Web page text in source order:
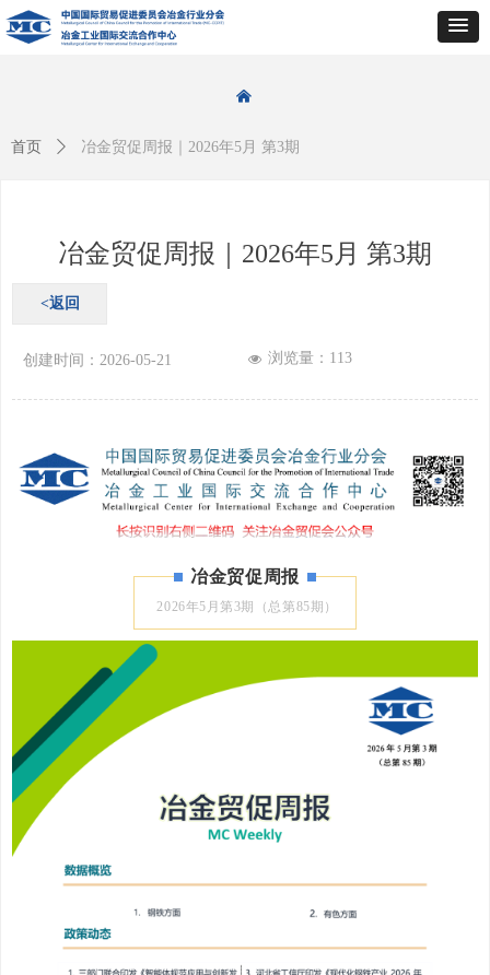
冶金贸促周报｜2026年5月 第3期
冶金贸促周报
2026年5月第3期（总第85期）
创建时间： 2026-05-21 넶 浏览量： 113
<返回
首页 ꄲ 冶金贸促周报｜2026年5月 第3期
낀